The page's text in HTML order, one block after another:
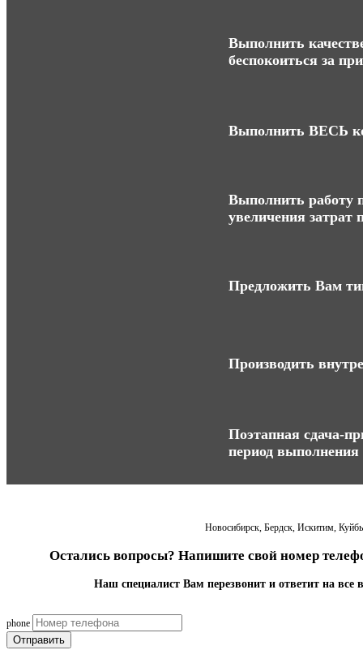
Выполнить
беспокоиться за
Выполнить ВЕСЬ
Выполнить работу
увеличения затрат
Предложить Вам
Производить
Поэтапная сдача-
период выполнения
Новосибирск, Бердск, Искитим,
Остались вопросы? Напишите свой номер
Наш специалист Вам перезвонит и ответит на все
phone
Отправить